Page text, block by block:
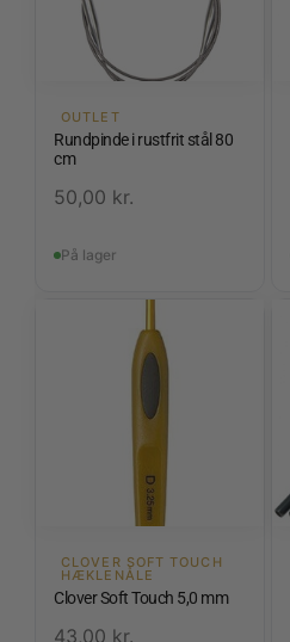
OUTLET
Rundpinde i rustfrit stål 80
cm
50,00 kr.
På lager
CLOVER SOFT TOUCH
HÆKLENÅLE
Clover Soft Touch 5,0 mm
43,00 kr.